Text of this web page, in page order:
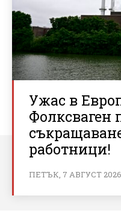
Ужас в
Фолксваген
работници!
ПЕТЪК, 7 АВГУСТ 2026